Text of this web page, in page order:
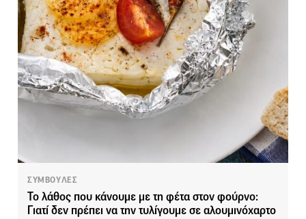
ΣΥΜΒΟΥΛΕΣ
Το λάθος που κάνουμε με τη φέτα στον φούρνο:
Γιατί δεν πρέπει να την τυλίγουμε σε αλουμινόχαρτο